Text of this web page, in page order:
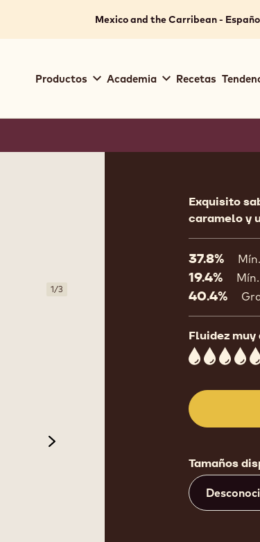
Mexico and the Carribean -
navigation
Productos Academia Recetas
1/3
next
Exquisito
caramelo y
37.8%
19.4%
40.4%
Fluidez
5
Tamaños